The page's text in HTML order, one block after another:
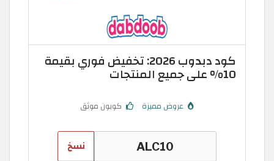
كود دبدوب 2026: تخفيض فوري بقيمة
10% على جميع المنتجات
عروض مميزة كوبون موثق
نسخ